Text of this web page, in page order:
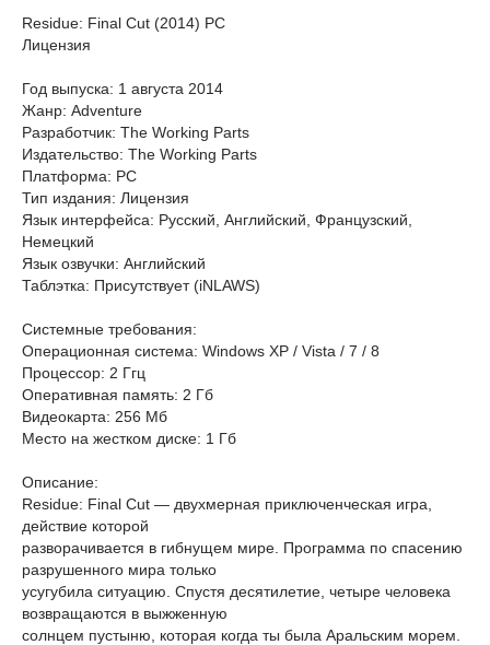
Residue: Final Cut (2014) PC
Лицензия
Год выпуска: 1 августа 2014
Жанр: Adventure
Разработчик: The Working Parts
Издательство: The Working Parts
Платформа: PC
Тип издания: Лицензия
Язык интерфейса: Русский, Английский, Французский,
Немецкий
Язык озвучки: Английский
Таблэтка: Присутствует (iNLAWS)
Системные требования:
Операционная система: Windows XP / Vista / 7 / 8
Процессор: 2 Ггц
Оперативная память: 2 Гб
Видеокарта: 256 Мб
Место на жестком диске: 1 Гб
Описание:
Residue: Final Cut — двухмерная приключенческая игра,
действие которой
разворачивается в гибнущем мире. Программа по спасению
разрушенного мира только
усугубила ситуацию. Спустя десятилетие, четыре человека
возвращаются в выжженную
солнцем пустыню, которая когда ты была Аральским морем.